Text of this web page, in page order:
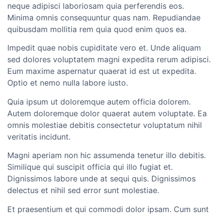
neque adipisci laboriosam quia perferendis eos.
Minima omnis consequuntur quas nam. Repudiandae
quibusdam mollitia rem quia quod enim quos ea.
Impedit quae nobis cupiditate vero et. Unde aliquam
sed dolores voluptatem magni expedita rerum adipisci.
Eum maxime aspernatur quaerat id est ut expedita.
Optio et nemo nulla labore iusto.
Quia ipsum ut doloremque autem officia dolorem.
Autem doloremque dolor quaerat autem voluptate. Ea
omnis molestiae debitis consectetur voluptatum nihil
veritatis incidunt.
Magni aperiam non hic assumenda tenetur illo debitis.
Similique qui suscipit officia qui illo fugiat et.
Dignissimos labore unde at sequi quis. Dignissimos
delectus et nihil sed error sunt molestiae.
Et praesentium et qui commodi dolor ipsam. Cum sunt